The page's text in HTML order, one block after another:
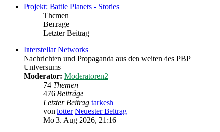
Projekt: Battle Planets - Stories
Themen
Beiträge
Letzter Beitrag
Interstellar Networks
Nachrichten und Propaganda aus den weiten des PBP
Universums
Moderator: Moderatoren2
74 Themen
476 Beiträge
Letzter Beitrag tarkesh
von lotter Neuester Beitrag
Mo 3. Aug 2026, 21:16